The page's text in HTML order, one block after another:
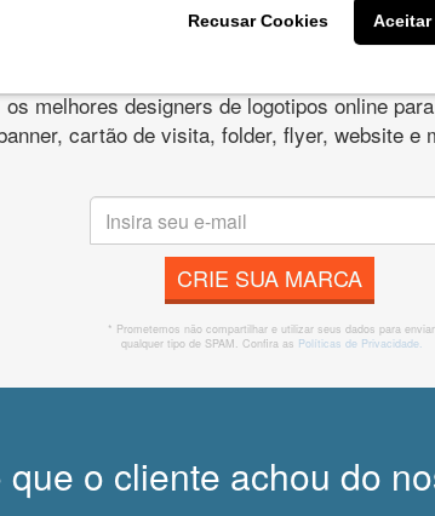
Recusar Cookies
melhores designers de logotipos online
cartão de visita, folder, flyer, website
CRIE SUA MARCA
* Prometemos não compartilhar e utilizar seus dados para enviar
qualquer tipo de SPAM. Confira as Políticas de Privacidade.
que o cliente achou do